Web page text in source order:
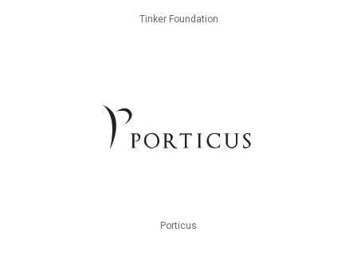
Tinker Foundation
Porticus